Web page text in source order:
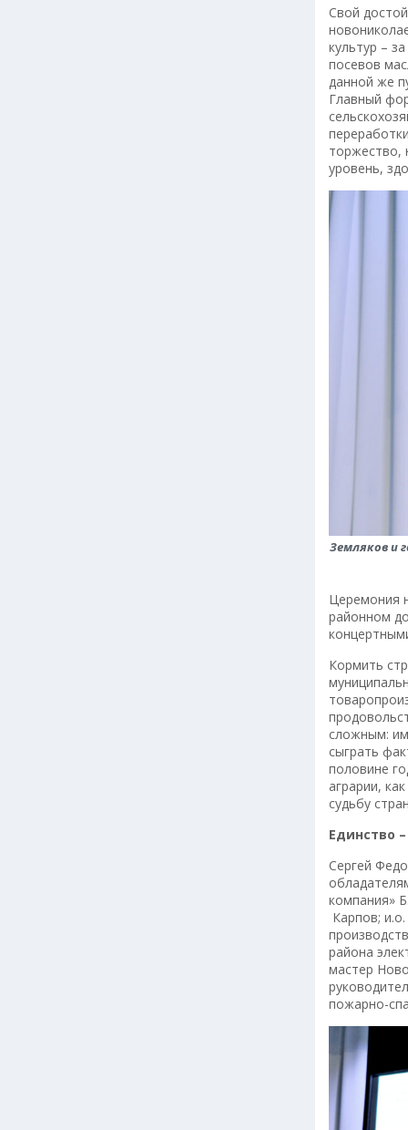
Свой
культур –
посевов
данной же
Главный
торжество,
уровень,
Земляков и
Церемония
районном
Кормить
сложным:
сыграть
половине
аграрии,
судьбу
Единство
Сергей
компания»
Карпов;
района
мастер
пожарно-